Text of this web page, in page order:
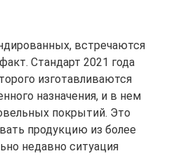
встречаются
Стандарт 2021 года
изготавливаются
назначения, и в нем
покрытий. Это
продукцию из более
недавно ситуация